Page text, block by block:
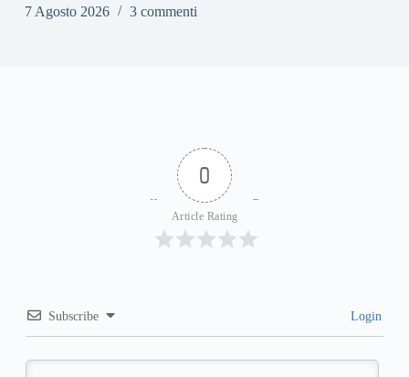
7 Agosto 2026
3 commenti
0
Article Rating
Subscribe Login